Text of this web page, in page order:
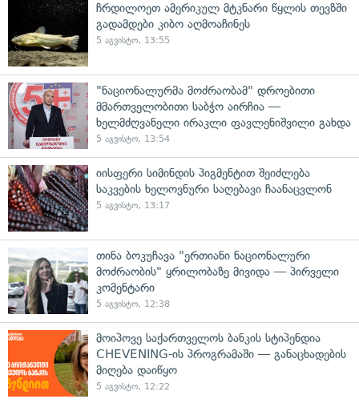
ჩრდილოეთ ამერიკულ მტკნარი წყლის თევზში
გადამდები კიბო აღმოაჩინეს
5 აგვისტო, 13:55
"ნაციონალურმა მოძრაობამ" დროებითი
მმართველობითი საბჭო აირჩია —
ხელმძღვანელი ირაკლი ფავლენიშვილი გახდა
5 აგვისტო, 13:54
იისფერი სიმინდის პიგმენტით შეიძლება
საკვების ხელოვნური საღებავი ჩაანაცვლონ
5 აგვისტო, 13:17
თინა ბოკუჩავა "ერთიანი ნაციონალური
მოძრაობის" ყრილობაზე მივიდა — პირველი
კომენტარი
5 აგვისტო, 12:38
მოიპოვე საქართველოს ბანკის სტიპენდია
CHEVENING-ის პროგრამაში — განაცხადების
მიღება დაიწყო
5 აგვისტო, 12:22